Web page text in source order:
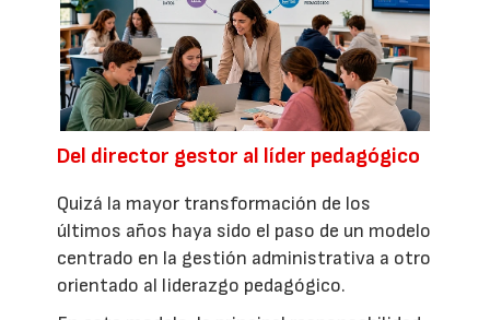
Del director gestor al líder pedagógico
Quizá la mayor transformación de los
últimos años haya sido el paso de un modelo
centrado en la gestión administrativa a otro
orientado al liderazgo pedagógico.